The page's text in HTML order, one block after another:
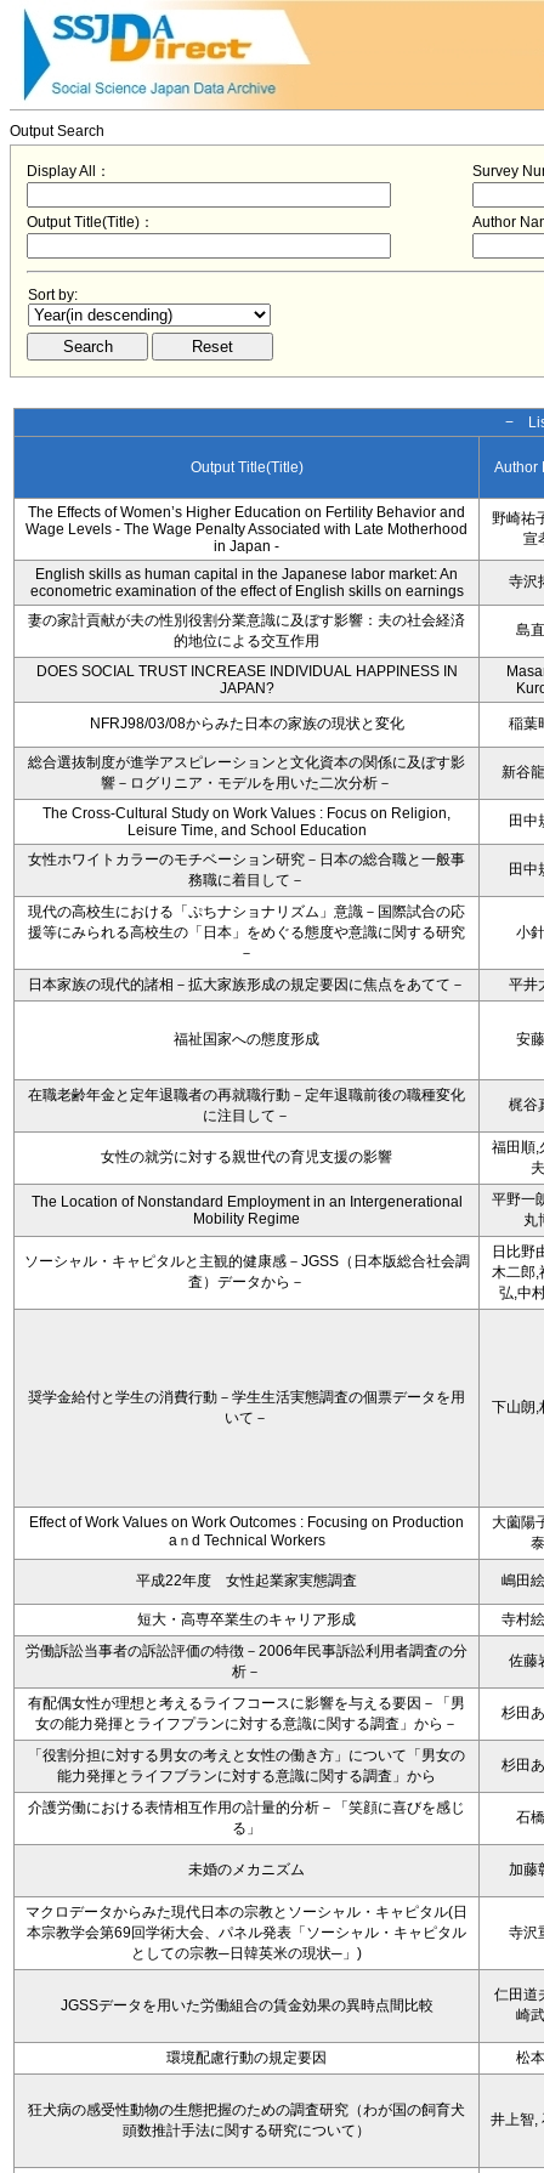
Output Search
Display All： Survey
Output Title(Title)： Author
Sort by:
−
Output Title(Title) Author
The Effects of Women’s Higher Education on Fertility Behavior and
Wage Levels - The Wage Penalty Associated with Late Motherhood
in Japan -
野崎祐
宣
English skills as human capital in the Japanese labor market: An
econometric examination of the effect of English skills on earnings
寺沢
妻の家計貢献が夫の性別役割分業意識に及ぼす影響：夫の社会経済
的地位による交互作用
島
DOES SOCIAL TRUST INCREASE INDIVIDUAL HAPPINESS IN
JAPAN?
NFRJ98/03/08からみた日本の家族の現状と変化 稲葉
総合選抜制度が進学アスピレーションと文化資本の関係に及ぼす影
響－ログリニア・モデルを用いた二次分析－
新谷
The Cross-Cultural Study on Work Values : Focus on Religion,
Leisure Time, and School Education
田中
女性ホワイトカラーのモチベーション研究－日本の総合職と一般事
務職に着目して－
田中
現代の高校生における「ぷちナショナリズム」意識－国際試合の応
援等にみられる高校生の「日本」をめぐる態度や意識に関する研究
－
小
日本家族の現代的諸相－拡大家族形成の規定要因に焦点をあてて－ 平井
福祉国家への態度形成 安
在職老齢年金と定年退職者の再就職行動－定年退職前後の職種変化
に注目して－
梶谷
女性の就労に対する親世代の育児支援の影響
福田順,
夫
The Location of Nonstandard Employment in an Intergenerational
Mobility Regime
平野一
丸
ソーシャル・キャピタルと主観的健康感－JGSS（日本版総合社会調
査）データから－
日比野
木二郎,
弘,中
奨学金給付と学生の消費行動－学生生活実態調査の個票データを用
いて－
下山朗,
Effect of Work Values on Work Outcomes : Focusing on Production
aｎd Technical Workers
大薗陽
泰
平成22年度 女性起業家実態調査 嶋田
短大・高専卒業生のキャリア形成
寺村
労働訴訟当事者の訴訟評価の特徴－2006年民事訴訟利用者調査の分
析－
佐藤
有配偶女性が理想と考えるライフコースに影響を与える要因－「男
女の能力発揮とライフプランに対する意識に関する調査」から－
杉田
「役割分担に対する男女の考えと女性の働き方」について「男女の
能力発揮とライフブランに対する意識に関する調査」から
杉田
介護労働における表情相互作用の計量的分析－「笑顔に喜びを感じ
る」
石
未婚のメカニズム 加藤
マクロデータからみた現代日本の宗教とソーシャル・キャピタル(日
本宗教学会第69回学術大会、パネル発表「ソーシャル・キャピタル
としての宗教─日韓英米の現状─」)
寺沢
JGSSデータを用いた労働組合の賃金効果の異時点間比較
仁田道
崎
環境配慮行動の規定要因 松
狂犬病の感受性動物の生態把握のための調査研究（わが国の飼育犬
頭数推計手法に関する研究について）
井上智,